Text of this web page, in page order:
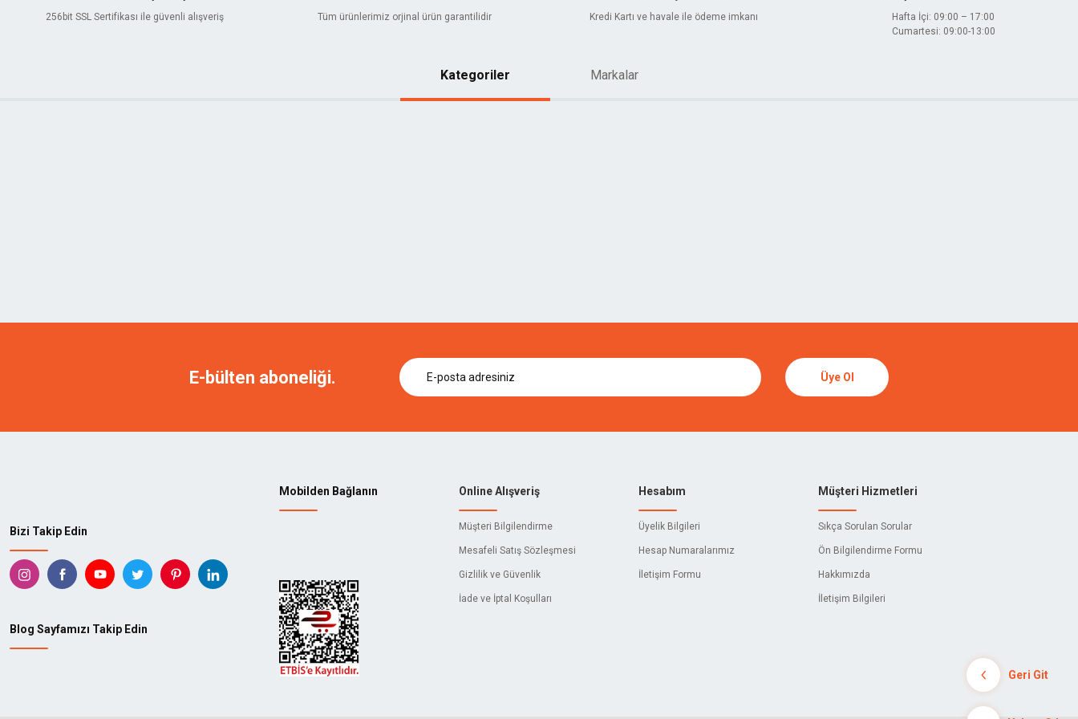
256bit SSL Sertifikası ile güvenli alışveriş Tüm ürünlerimiz orjinal ürün garantilidir Kredi Kartı ve havale ile ödeme imkanı
Hafta İçi: 09:00 – 17:00
Cumartesi: 09:00-13:00
Kategoriler Markalar
E-bülten aboneliği. Üye Ol
Bizi Takip Edin
Blog Sayfamızı Takip Edin
Mobilden Bağlanın Online Alışveriş
Müşteri Bilgilendirme
Mesafeli Satış Sözleşmesi
Gizlilik ve Güvenlik
İade ve İptal Koşulları
Hesabım
Üyelik Bilgileri
Hesap Numaralarımız
İletişim Formu
Müşteri Hizmetleri
Sıkça Sorulan Sorular
Ön Bilgilendirme Formu
Hakkımızda
İletişim Bilgileri
Geri Git